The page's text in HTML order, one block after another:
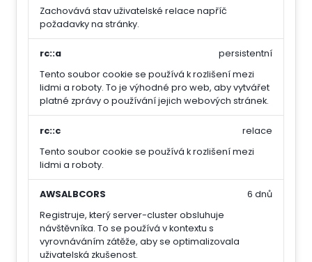
Zachovává stav uživatelské relace napříč
požadavky na stránky.
rc::a
Tento soubor cookie se používá k rozlišení mezi
lidmi a roboty. To je výhodné pro web, aby vytvářet
platné zprávy o používání jejich webových stránek.
persistentní
rc::c
Tento soubor cookie se používá k rozlišení mezi
lidmi a roboty.
relace
AWSALBCORS
Registruje, který server-cluster obsluhuje
návštěvníka. To se používá v kontextu s
vyrovnáváním zátěže, aby se optimalizovala
uživatelská zkušenost.
6 dnů